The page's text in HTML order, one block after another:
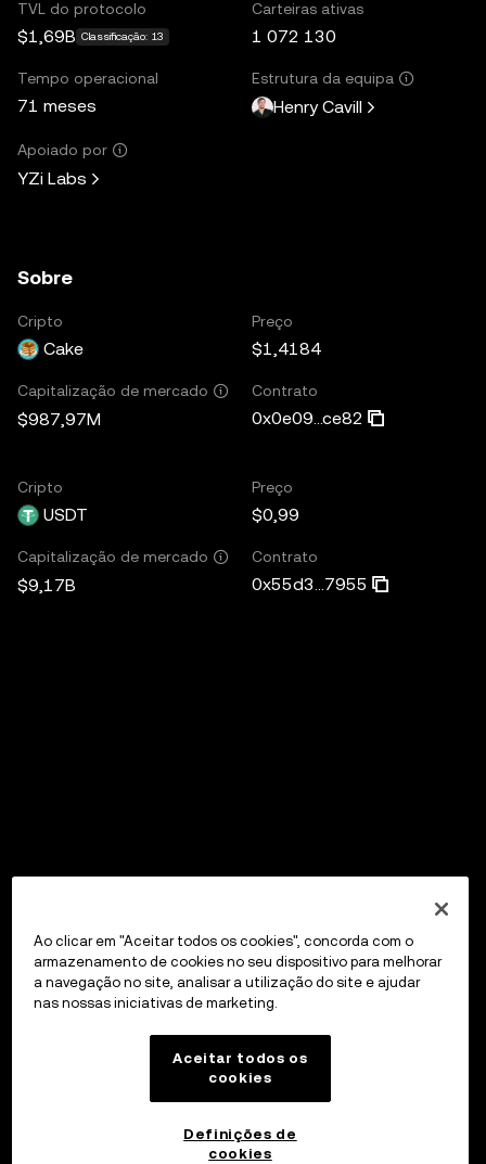
TVL do protocolo
$1,69B Classificação: 13
Carteiras ativas
1 072 130
Tempo operacional
71 meses
Estrutura da equipa
Henry Cavill
Apoiado por
YZi Labs
Sobre
Cripto
Cake
Preço
$1,4184
Capitalização de mercado
$987,97M
Contrato
0x0e09...ce82
Cripto
USDT
Preço
$0,99
Capitalização de mercado
$9,17B
Contrato
0x55d3...7955
Ao clicar em "Aceitar todos os cookies", concorda com o
armazenamento de cookies no seu dispositivo para melhorar
a navegação no site, analisar a utilização do site e ajudar
nas nossas iniciativas de marketing.
Aceitar todos os
cookies
Definições de
cookies